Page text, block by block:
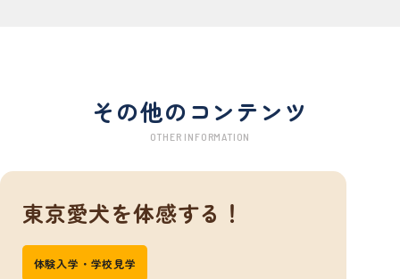
その他のコンテンツ
OTHER INFORMATION
東京愛犬を体感する！
体験入学・学校見学